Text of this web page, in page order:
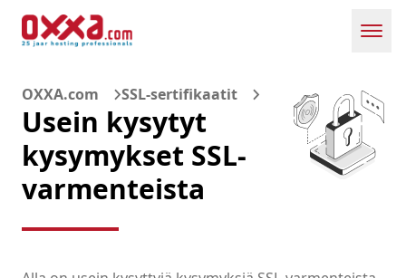
OXXA.com SSL-sertifikaatit
Usein kysytyt
kysymykset SSL-
varmenteista